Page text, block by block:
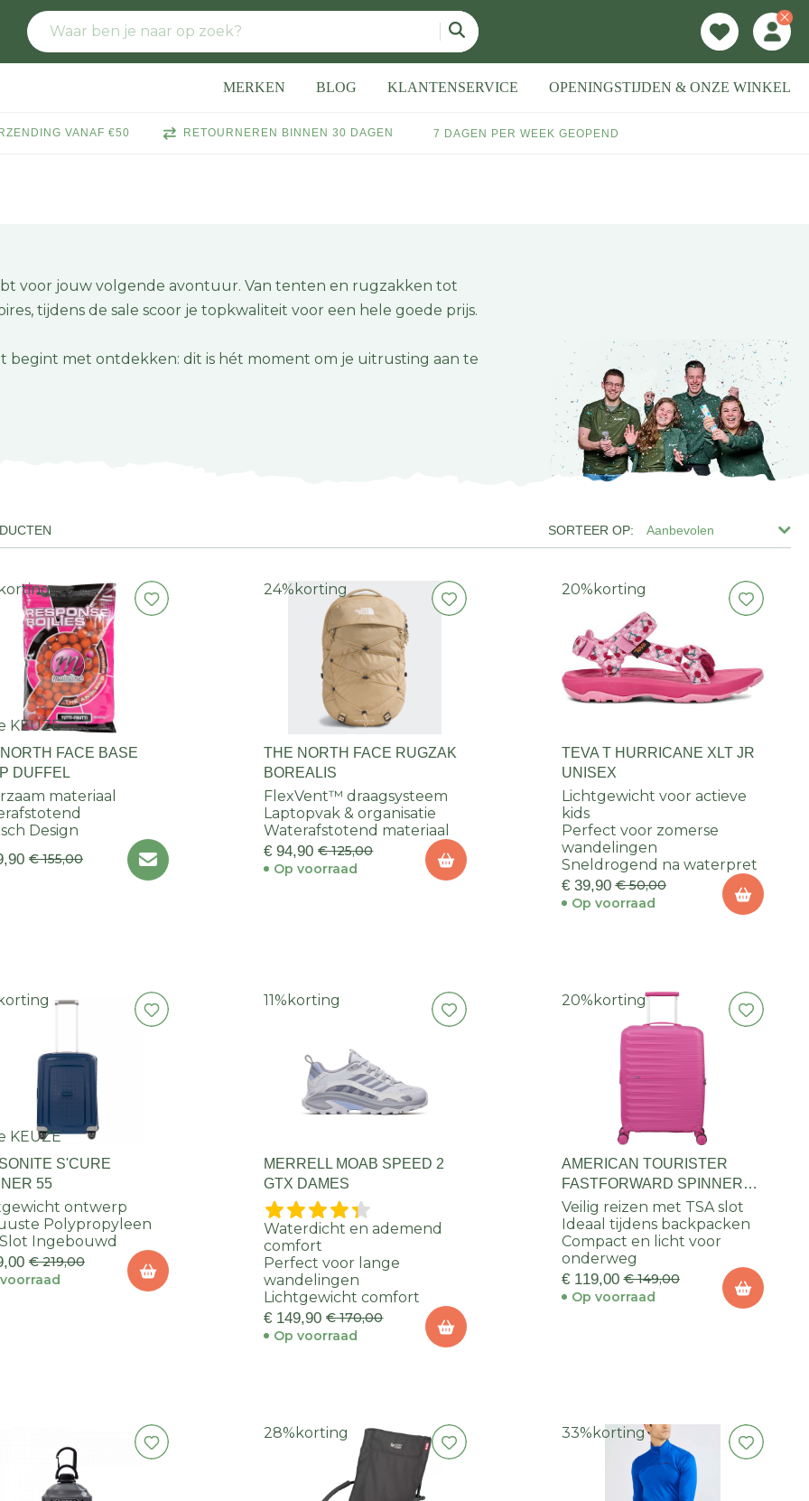
MERKEN BLOG KLANTENSERVICE OPENINGSTIJDEN & ONZE WINKEL
VANAF €50 RETOURNEREN BINNEN 30 DAGEN 7 DAGEN PER WEEK GEOPEND
voor jouw volgende avontuur. Van tenten en rugzakken tot
tijdens de sale scoor je topkwaliteit voor een hele goede prijs.
met ontdekken: dit is hét moment om je uitrusting aan te
Aanbevolen
korting
KEUZE
FACE BASE
DUFFEL
materiaal
Design
€ 155,00
24% korting
THE NORTH FACE RUGZAK
BOREALIS
FlexVent™ draagsysteem
Laptopvak & organisatie
Waterafstotend materiaal
€ 94,90 € 125,00
Op voorraad
20% korting
TEVA T HURRICANE XLT JR
UNISEX
Lichtgewicht voor actieve
kids
Perfect voor zomerse
wandelingen
Sneldrogend na waterpret
€ 39,90 € 50,00
Op voorraad
korting
KEUZE
S'CURE
55
ontwerp
Polypropyleen
Ingebouwd
€ 219,00
11% korting
MERRELL MOAB SPEED 2
GTX DAMES
Waterdicht en ademend
comfort
Perfect voor lange
wandelingen
Lichtgewicht comfort
€ 149,90 € 170,00
Op voorraad
20% korting
AMERICAN TOURISTER
FASTFORWARD SPINNER
55/20 TSA EXP
Veilig reizen met TSA slot
Ideaal tijdens backpacken
Compact en licht voor
onderweg
€ 119,00 € 149,00
Op voorraad
28% korting 33% korting